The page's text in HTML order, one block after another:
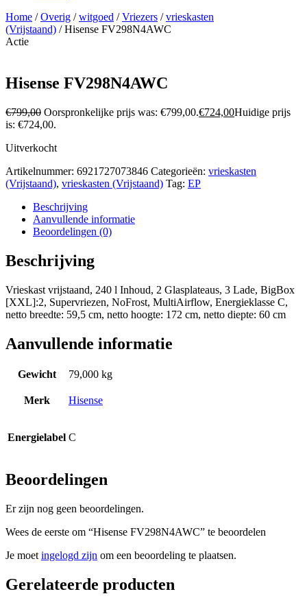
Home /Overig /witgoed /Vriezers /vrieskasten
(Vrijstaand) / Hisense FV298N4AWC
Actie
Hisense FV298N4AWC
€799,00 Oorspronkelijke prijs was: €799,00.€724,00Huidige prijs
is: €724,00.
Uitverkocht
Artikelnummer: 6921727073846 Categorieën: vrieskasten
(Vrijstaand), vrieskasten (Vrijstaand) Tag: EP
Beschrijving
Aanvullende informatie
Beoordelingen (0)
Beschrijving
Vrieskast vrijstaand, 240 l Inhoud, 2 Glasplateaus, 3 Lade, BigBox
[XXL]:2, Supervriezen, NoFrost, MultiAirflow, Energieklasse C,
netto breedte: 59,5 cm, netto hoogte: 172 cm, netto diepte: 60 cm
Aanvullende informatie
Gewicht 79,000 kg
Merk Hisense
Energielabel C
Beoordelingen
Er zijn nog geen beoordelingen.
Wees de eerste om “Hisense FV298N4AWC” te beoordelen
Je moet ingelogd zijn om een beoordeling te plaatsen.
Gerelateerde producten